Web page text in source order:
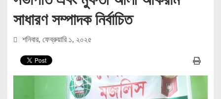
সাধারণ সম্পাদক নির্বাচিত
শনিবার, ফেব্রুয়ারি ১, ২০২৫